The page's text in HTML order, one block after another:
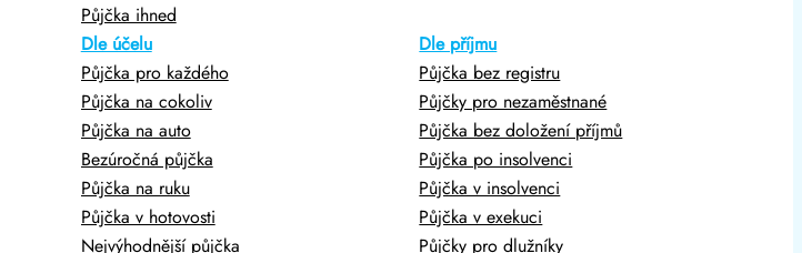
Půjčka ihned
Dle účelu
Půjčka pro každého
Půjčka na cokoliv
Půjčka na auto
Bezúročná půjčka
Půjčka na ruku
Půjčka v hotovosti
Nejvýhodnější půjčka
Dle příjmu
Půjčka bez registru
Půjčky pro nezaměstnané
Půjčka bez doložení příjmů
Půjčka po insolvenci
Půjčka v insolvenci
Půjčka v exekuci
Půjčky pro dlužníky